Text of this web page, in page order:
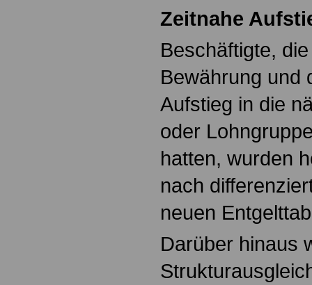
Zeitnahe
Beschäftigte,
Bewährung und
Aufstieg in die
oder
hatten, wurden
nach
neuen
Darüber hinaus